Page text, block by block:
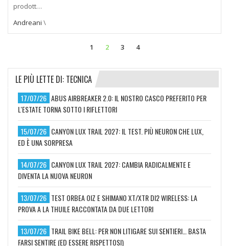
prodott…
Andreani \
1 2 3 4
LE PIÙ LETTE DI: TECNICA
17/07/26 ABUS AIRBREAKER 2.0: IL NOSTRO CASCO PREFERITO PER
L'ESTATE TORNA SOTTO I RIFLETTORI
15/07/26 CANYON LUX TRAIL 2027: IL TEST. PIÙ NEURON CHE LUX,
ED È UNA SORPRESA
14/07/26 CANYON LUX TRAIL 2027: CAMBIA RADICALMENTE E
DIVENTA LA NUOVA NEURON
13/07/26 TEST ORBEA OIZ E SHIMANO XT/XTR DI2 WIRELESS: LA
PROVA A LA THUILE RACCONTATA DA DUE LETTORI
13/07/26 TRAIL BIKE BELL: PER NON LITIGARE SUI SENTIERI… BASTA
FARSI SENTIRE (ED ESSERE RISPETTOSI)